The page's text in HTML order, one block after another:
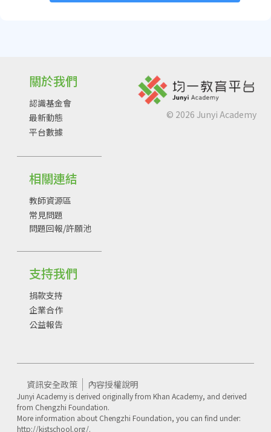
關於我們
認識基金會
最新動態
平台數據
相關連結
教師資源區
常見問題
問題回報/許願池
支持我們
捐款支持
企業合作
公益報告
© 2026 Junyi Academy
Junyi Academy is derived originally from Khan Academy, and derived
from Chengzhi Foundation.
More information about Chengzhi Foundation, you can find under:
http://kistschool.org/.
資訊安全政策 內容授權說明